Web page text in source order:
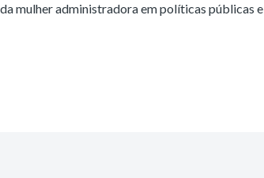
mulher administradora em políticas públicas e